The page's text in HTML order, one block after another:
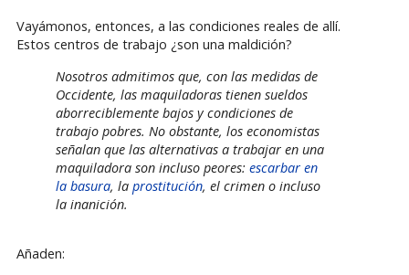
Vayámonos, entonces, a las condiciones reales de allí.
Estos centros de trabajo ¿son una maldición?
Nosotros admitimos que, con las medidas de
Occidente, las maquiladoras tienen sueldos
aborreciblemente bajos y condiciones de
trabajo pobres. No obstante, los economistas
señalan que las alternativas a trabajar en una
maquiladora son incluso peores:escarbar en
la basura, laprostitución, el crimen o incluso
la inanición.
Añaden: